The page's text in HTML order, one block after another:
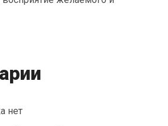
нет